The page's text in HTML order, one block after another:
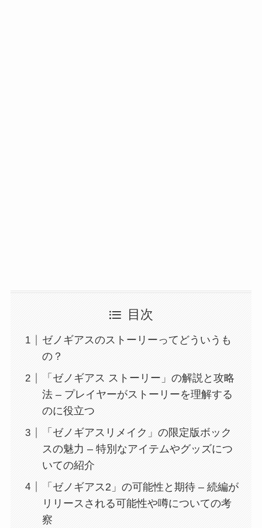
目次
ゼノギアスのストーリーってどういうも
の？
「ゼノギアス ストーリー」の解説と攻略
法 – プレイヤーがストーリーを理解する
のに役立つ
「ゼノギアスリメイク」の限定版ボック
スの魅力 – 特別なアイテムやグッズにつ
いての紹介
「ゼノギアス2」の可能性と期待 – 続編が
リリースされる可能性や噂についての考
察